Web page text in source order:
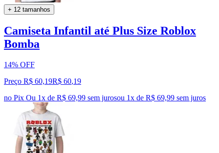
+ 12 tamanhos
Camiseta Infantil até Plus Size Roblox
Bomba
14% OFF
Preço R$ 60,19R$ 60,19
no Pix Ou 1x de R$ 69,99 sem jurosou 1x de R$ 69,99 sem juros